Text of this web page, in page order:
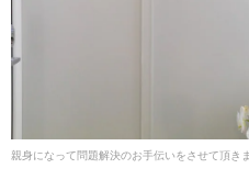
親身になって問題解決のお手伝いをさせて頂きま